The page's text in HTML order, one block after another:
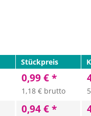
Stückpreis
0,99 € *
1,18 € brutto
0,94 € *